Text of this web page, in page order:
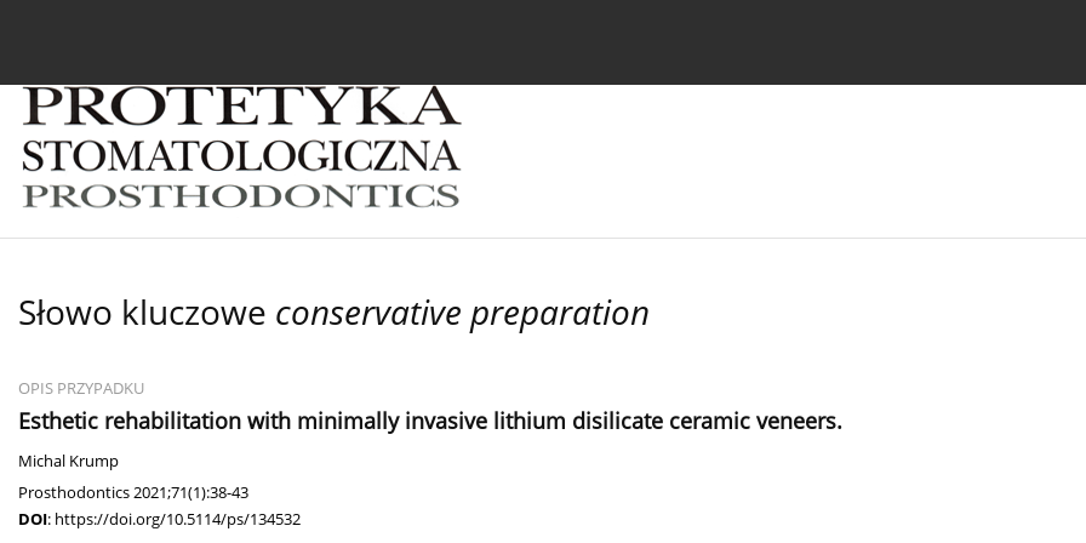
Słowo kluczowe conservative preparation
OPIS PRZYPADKU
Esthetic rehabilitation with minimally invasive lithium disilicate ceramic veneers.
Michal Krump
Prosthodontics 2021;71(1):38-43
DOI: https://doi.org/10.5114/ps/134532